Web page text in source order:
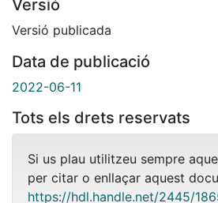
Versió
Versió publicada
Data de publicació
2022-06-11
Tots els drets reservats
Si us plau utilitzeu sempre
per citar o enllaçar aquest
https://hdl.handle.net/2445/